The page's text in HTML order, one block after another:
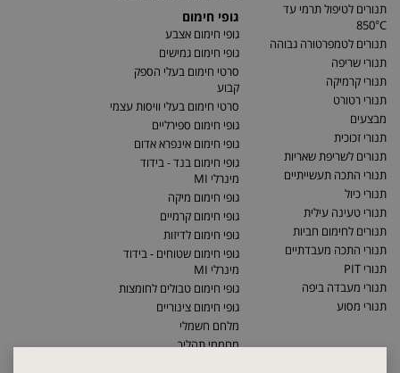
תנורים לטיפול תרמי עד
850°C
תנורים לטמפרטורה גבוהה
תנורי שריפה
תנורי קרמיקה
תנורי רטורט
מבצעים
תנורי זכוכית
תנורים לשריפת שאריות
תנורי התכה תעשייתיים
תנורי כיול
תנורי טעינה עילית
תנורים לחימום חביות
תנורי התכה מעבדתיים
תנורי PIT
תנורי מעבדה ביפה
תנורי מסוע
גופי חימום
גופי חימום אצבע
גופי חימום גמישים
סרטי חימום בעלי הספק
קבוע
סרטי חימום בעלי וויסות עצמי
גופי חימום ספירליים
גופי חימום אינפרא אדום
גופי חימום בנד - בידוד
מינרלי MI
גופי חימום מיקה
גופי חימום קרמיים
גופי חימום לדיזות
גופי חימום שטוחים - בידוד
מינרלי MI
גופי חימום טבולים לחומצות
גופי חימום צינוריים
מלחם חשמלי
מחממי תהליך